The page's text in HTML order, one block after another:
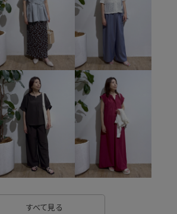
26SSlightouter_7 26SSRPgoods
26SSRP羽織り 2WAYで使える
RP26SS RP26SS_goods
ス Tシャツ UVカット
Wtops_pickup きちんと感
した ゆとりあるサイズ感
オフィス
オンにもオフにも カジュアル
カットソー
すべて見る